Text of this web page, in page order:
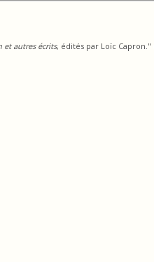
et autres écrits, édités par Loïc